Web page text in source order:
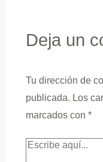
Deja un
Tu dirección de
publicada. Los
marcados con *
Escribe